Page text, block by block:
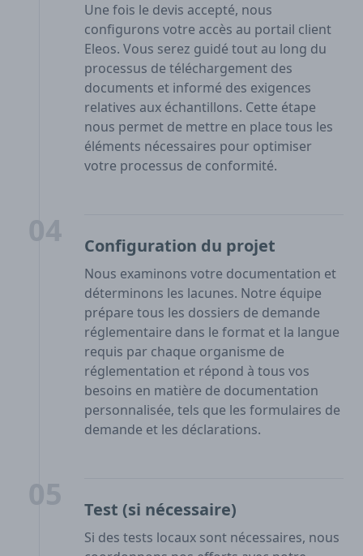
Une fois le devis accepté, nous
configurons votre accès au portail client
Eleos. Vous serez guidé tout au long du
processus de téléchargement des
documents et informé des exigences
relatives aux échantillons. Cette étape
nous permet de mettre en place tous les
éléments nécessaires pour optimiser
votre processus de conformité.
Configuration du projet
Nous examinons votre documentation et
déterminons les lacunes. Notre équipe
prépare tous les dossiers de demande
réglementaire dans le format et la langue
requis par chaque organisme de
réglementation et répond à tous vos
besoins en matière de documentation
personnalisée, tels que les formulaires de
demande et les déclarations.
Test (si nécessaire)
Si des tests locaux sont nécessaires, nous